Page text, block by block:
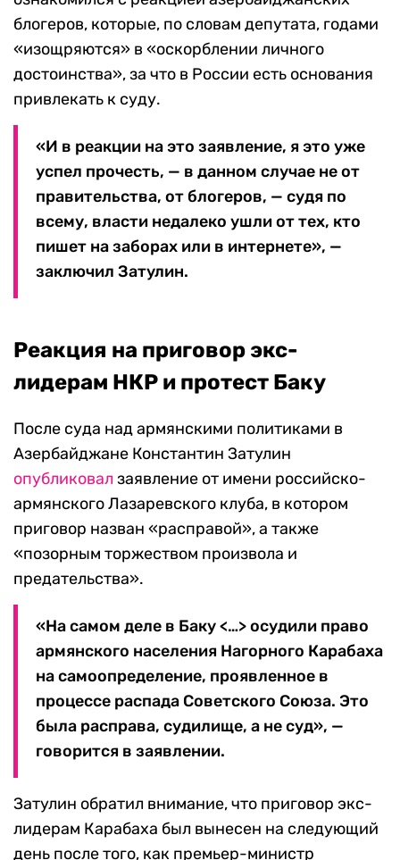
блогеров, которые, по словам депутата, годами
«изощряются» в «оскорблении личного
достоинства», за что в России есть основания
привлекать к суду.
«И в реакции на это заявление, я это уже
успел прочесть, — в данном случае не от
правительства, от блогеров, — судя по
всему, власти недалеко ушли от тех, кто
пишет на заборах или в интернете», —
заключил Затулин.
Реакция на приговор экс-
лидерам НКР и протест Баку
После суда над армянскими политиками в
Азербайджане Константин Затулин
опубликовал заявление от имени российско-
армянского Лазаревского клуба, в котором
приговор назван «расправой», а также
«позорным торжеством произвола и
предательства».
«На самом деле в Баку <…> осудили право
армянского населения Нагорного Карабаха
на самоопределение, проявленное в
процессе распада Советского Союза. Это
была расправа, судилище, а не суд», —
говорится в заявлении.
Затулин обратил внимание, что приговор экс-
лидерам Карабаха был вынесен на следующий
день после того, как премьер-министр